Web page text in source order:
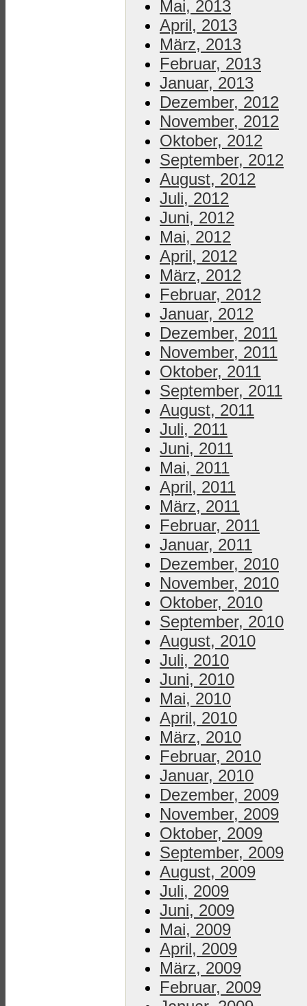
Mai, 2013
April, 2013
März, 2013
Februar, 2013
Januar, 2013
Dezember, 2012
November, 2012
Oktober, 2012
September, 2012
August, 2012
Juli, 2012
Juni, 2012
Mai, 2012
April, 2012
März, 2012
Februar, 2012
Januar, 2012
Dezember, 2011
November, 2011
Oktober, 2011
September, 2011
August, 2011
Juli, 2011
Juni, 2011
Mai, 2011
April, 2011
März, 2011
Februar, 2011
Januar, 2011
Dezember, 2010
November, 2010
Oktober, 2010
September, 2010
August, 2010
Juli, 2010
Juni, 2010
Mai, 2010
April, 2010
März, 2010
Februar, 2010
Januar, 2010
Dezember, 2009
November, 2009
Oktober, 2009
September, 2009
August, 2009
Juli, 2009
Juni, 2009
Mai, 2009
April, 2009
März, 2009
Februar, 2009